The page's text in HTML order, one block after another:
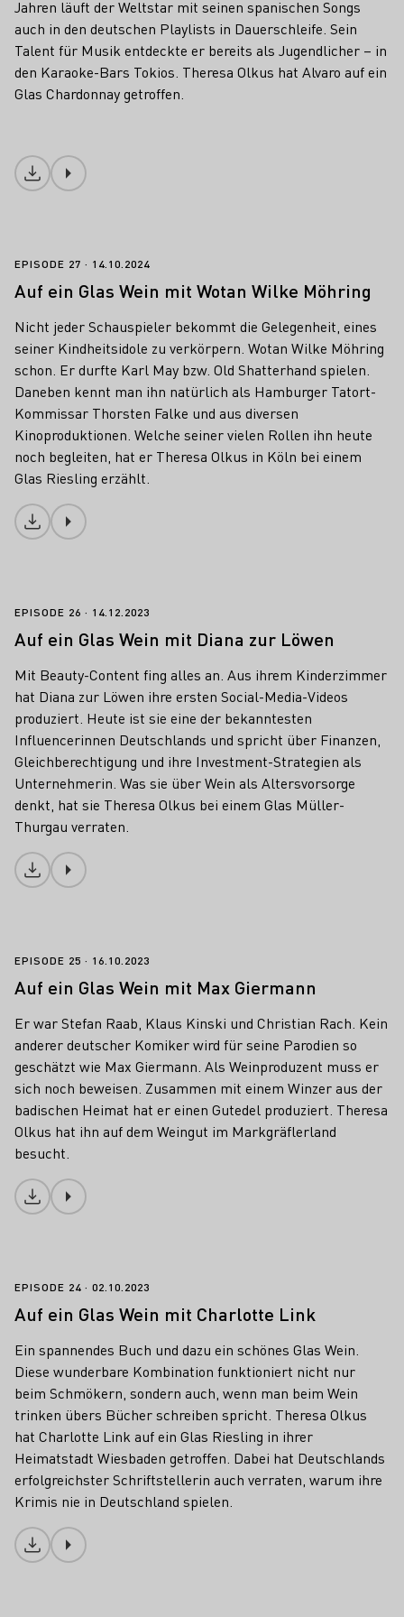
Jahren läuft der Weltstar mit seinen spanischen Songs
auch in den deutschen Playlists in Dauerschleife. Sein
Talent für Musik entdeckte er bereits als Jugendlicher – in
den Karaoke-Bars Tokios. Theresa Olkus hat Alvaro auf ein
Glas Chardonnay getroffen.
Download
Auf ein Glas Wein mit Wotan Wilke
EPISODE 27 14.10.2024
Auf ein Glas Wein mit Wotan Wilke Möhring
Nicht jeder Schauspieler bekommt die Gelegenheit, eines
seiner Kindheitsidole zu verkörpern. Wotan Wilke Möhring
schon. Er durfte Karl May bzw. Old Shatterhand spielen.
Daneben kennt man ihn natürlich als Hamburger Tatort-
Kommissar Thorsten Falke und aus diversen
Kinoproduktionen. Welche seiner vielen Rollen ihn heute
noch begleiten, hat er Theresa Olkus in Köln bei einem
Glas Riesling erzählt.
Download
Auf ein Glas Wein mit Diana zur Löwen
EPISODE 26 14.12.2023
Auf ein Glas Wein mit Diana zur Löwen
Mit Beauty-Content fing alles an. Aus ihrem Kinderzimmer
hat Diana zur Löwen ihre ersten Social-Media-Videos
produziert. Heute ist sie eine der bekanntesten
Influencerinnen Deutschlands und spricht über Finanzen,
Gleichberechtigung und ihre Investment-Strategien als
Unternehmerin. Was sie über Wein als Altersvorsorge
denkt, hat sie Theresa Olkus bei einem Glas Müller-
Thurgau verraten.
Download
Auf ein Glas Wein mit Max Giermann
EPISODE 25 16.10.2023
Auf ein Glas Wein mit Max Giermann
Er war Stefan Raab, Klaus Kinski und Christian Rach. Kein
anderer deutscher Komiker wird für seine Parodien so
geschätzt wie Max Giermann. Als Weinproduzent muss er
sich noch beweisen. Zusammen mit einem Winzer aus der
badischen Heimat hat er einen Gutedel produziert. Theresa
Olkus hat ihn auf dem Weingut im Markgräflerland
besucht.
Download
Auf ein Glas Wein mit Charlotte Link
EPISODE 24 02.10.2023
Auf ein Glas Wein mit Charlotte Link
Ein spannendes Buch und dazu ein schönes Glas Wein.
Diese wunderbare Kombination funktioniert nicht nur
beim Schmökern, sondern auch, wenn man beim Wein
trinken übers Bücher schreiben spricht. Theresa Olkus
hat Charlotte Link auf ein Glas Riesling in ihrer
Heimatstadt Wiesbaden getroffen. Dabei hat Deutschlands
erfolgreichster Schriftstellerin auch verraten, warum ihre
Krimis nie in Deutschland spielen.
Download